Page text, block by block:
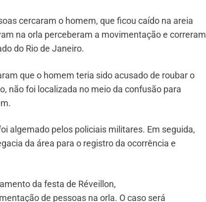
cercaram o homem, que ficou caído na areia
na orla perceberam a movimentação e correram
do Rio de Janeiro.
que o homem teria sido acusado de roubar o
não foi localizada no meio da confusão para
algemado pelos policiais militares. Em seguida,
da área para o registro da ocorrência e
da festa de Réveillon,
de pessoas na orla. O caso será